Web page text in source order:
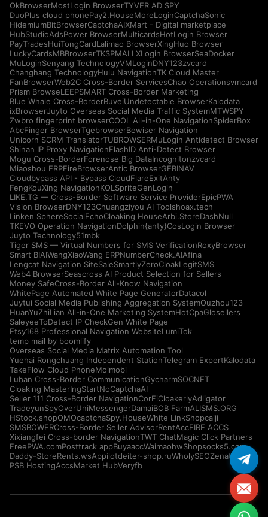
OkBrowserMostLogin BrowserTYVER AD SPY
DuoPlus cloud phonePay2.HouseMoreLoginCaptchaSonic
HidemiumBitBrowserCaptchaAIXMart - Digital marketplace
HubStudioAdsPower BrowserMulticardsHotLogin Browser
PayTradesHuiTongCardLalimao BrowserXingHuo Browser
LuckyCardsMBBrowserTKSPMALLXLogin BrowserSeaDocker
MuLoginSenyang TechnologyVMLoginDNY123zvcard
Changhang TechnologyHulu NavigationTK Cloud Master
FanBrowserWeb2C Cross-Border ServicesChao Operationsvmcard
Prism BrowseLEEPSMART Cross-Border Marketing
Blue Whale Cross-BorderBuveiUndetectable BrowserKalodata
ixBrowserJuyto Overseas Social Media Traffic SystemMTWSPY
Zwbro fingerprint browserCOOL All-in-One NavigationSpiderBox
AbcFinger BrowserTgebrowserBewiser Navigation
Unicorn SCRM TranslatorTUBROWSERMuLogin Antidetect Browser
Shinan IP Proxy NavigationFlashID Anti-Detect Browser
Mogu Cross-BorderForenose Big DataIncognitonzvcard
Miaoshou ERPFireBrowserAntic BrowserGEBINAV
Cloudbypass API - Bypass CloudFlareExitAnty
FengKouXing NavigationKOLSpriteGenLogin
LIKE.TG — Cross-Border Software Service ProviderEpicPWA
Vision BrowserDNY123Chuangziyou AI Toolshoax.tech
Linken SphereSocialEchoCloaking HouseArbi.StoreDashNull
TKEVO Operation NavigationDolphin{anty}CosLogin Browser
Juyto Technology51mbk
Tiger SMS — Virtual Numbers for SMS VerificationRoxyBrowser
Smart BIAIWangXiaoWang ERPNumberCheck.AIAfina
Lengcat Navigation SiteSaleSmartlyZeroCloakLegitSMS
Web4 BrowserSeascross AI Product Selection for Sellers
Money SafeCross-Border All-Know Navigation
WhitePage Automated White Page GeneratorDatacol
Juytui Social Media Publishing Aggregation SystemOuzhou123
HuanYuZhiLian All-in-One Marketing SystemHotCpaGlosellers
SaleyeeToDetect IP CheckGen White Page
Etsy168 Professional Navigation WebsiteLumiTok
temp mail by boomlify
Overseas Social Media Matrix Automation Tool
Yuehai Rongchuang Independent StationTelegram ExpertKalodata
TakeFlow Cloud PhoneMoimobi
Luban Cross-Border CommunicationGycharmSOCNET
Cloaking MasterIngStartNoCaptchaAI
Seller 111 Cross-Border NavigationCorFiCloakerlyAdligator
TradeyunSpyOverUniMessengerDamaiBOB FarmALISMS.ORG
HStock.shopOMOcaptchaSpy.HouseWhite LinkShopcaiji
SMSBOWERCross-Border Seller AdvisorRentAccFIRE ACCS
Xixiangfei Cross-border NavigationTWT ChatMagic Click Partners
FreePWA.comPosttrack appBuyaaccWaimaohwShopsocks5.com
Daddy-StoreRents.wsAppilotdeiter-shop.ruWholySEOZenattica
PSB HostingAccsMarket HubVeryfb